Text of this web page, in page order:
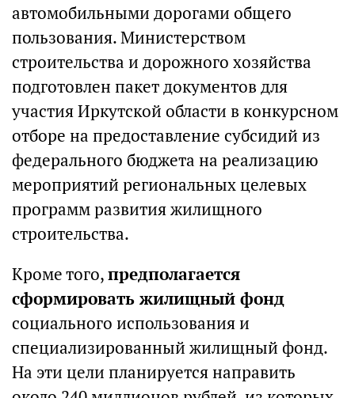
автомобильными дорогами общего
пользования. Министерством
строительства и дорожного хозяйства
подготовлен пакет документов для
участия Иркутской области в конкурсном
отборе на предоставление субсидий из
федерального бюджета на реализацию
мероприятий региональных целевых
программ развития жилищного
строительства.
Кроме того,предполагается
сформировать жилищный фонд
социального использования и
специализированный жилищный фонд.
На эти цели планируется направить